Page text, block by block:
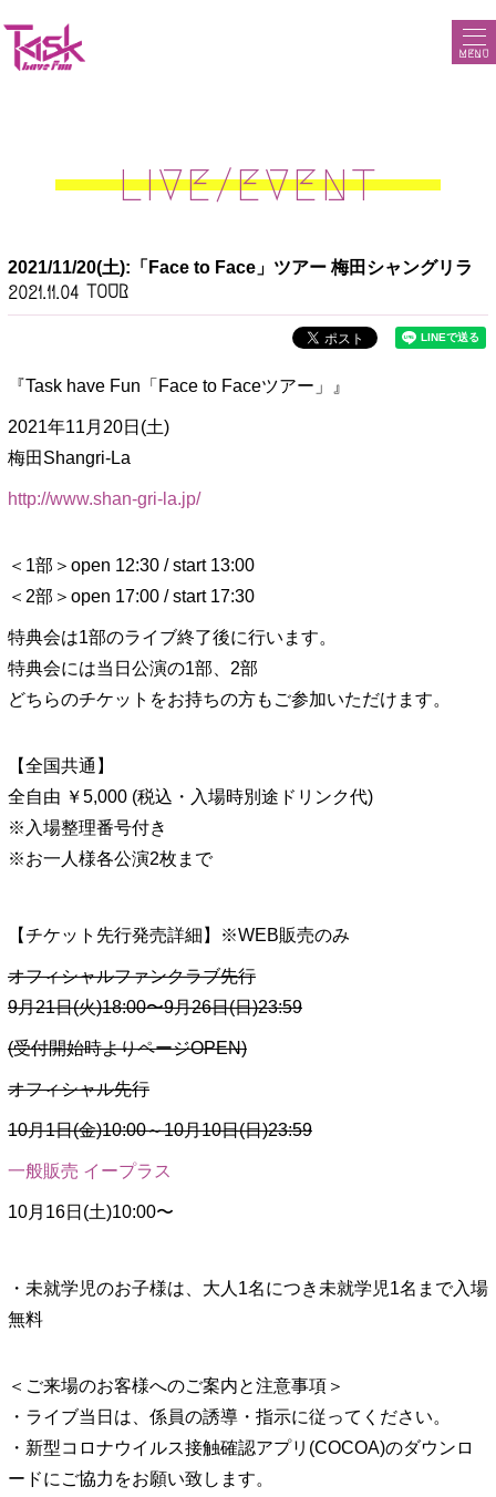
MENU
LIVE/EVENT
2021/11/20(土):「Face to Face」ツアー 梅田シャングリラ
2021.11.04 TOUR
『Task have Fun「Face to Faceツアー」』
2021年11月20日(土)
梅田Shangri-La
http://www.shan-gri-la.jp/
＜1部＞open 12:30 / start 13:00
＜2部＞open 17:00 / start 17:30
特典会は1部のライブ終了後に行います。
特典会には当日公演の1部、2部
どちらのチケットをお持ちの方もご参加いただけます。
【全国共通】
全自由 ￥5,000 (税込・入場時別途ドリンク代)
※入場整理番号付き
※お一人様各公演2枚まで
【チケット先行発売詳細】※WEB販売のみ
オフィシャルファンクラブ先行
9月21日(火)18:00〜9月26日(日)23:59
(受付開始時よりページOPEN)
オフィシャル先行
10月1日(金)10:00～10月10日(日)23:59
一般販売 イープラス
10月16日(土)10:00〜
・未就学児のお子様は、大人1名につき未就学児1名まで入場
無料
＜ご来場のお客様へのご案内と注意事項＞
・ライブ当日は、係員の誘導・指示に従ってください。
・新型コロナウイルス接触確認アプリ(COCOA)のダウンロ
ードにご協力をお願い致します。